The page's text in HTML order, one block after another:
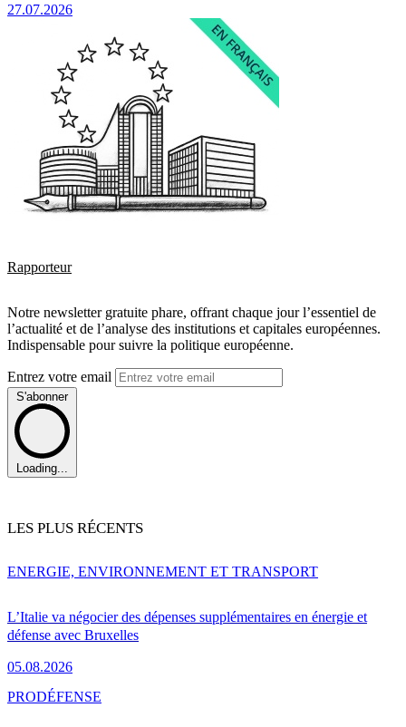
27.07.2026
Rapporteur
Notre newsletter gratuite phare, offrant chaque jour l’essentiel de
l’actualité et de l’analyse des institutions et capitales européennes.
Indispensable pour suivre la politique européenne.
Entrez votre email
S'abonner
Loading...
LES PLUS RÉCENTS
L’Italie va négocier des dépenses supplémentaires en énergie et
défense avec Bruxelles
05.08.2026
ENERGIE, ENVIRONNEMENT ET TRANSPORT
PRODÉFENSE